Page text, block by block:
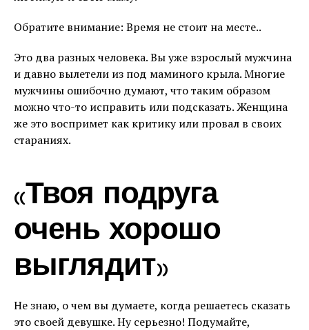
Обратите внимание: Время не стоит на месте..
Это два разных человека. Вы уже взрослый мужчина
и давно вылетели из под маминого крыла. Многие
мужчины ошибочно думают, что таким образом
можно что-то исправить или подсказать. Женщина
же это воспримет как критику или провал в своих
стараниях.
«Твоя подруга
очень хорошо
выглядит»
Не знаю, о чем вы думаете, когда решаетесь сказать
это своей девушке. Ну серьезно! Подумайте,